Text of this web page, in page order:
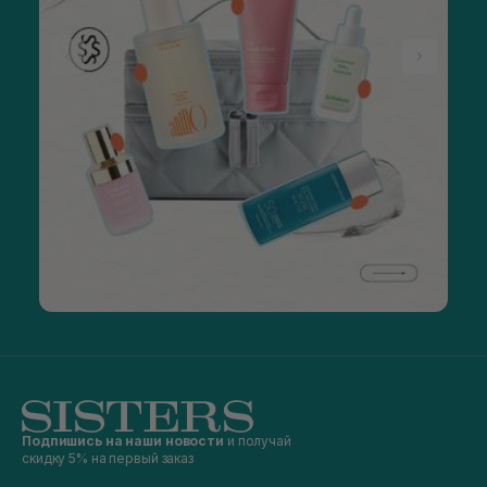
Ключевые компоненты:
моющая основа из мягких ПАВ;
миндальная кислота 4%;
экстракт зеленого чая и яблока;
масла бергамота, шалфея, розмарина, лаванды;
пантенол.
Тонизирующие средства от CIRCADIA
CIRCADIA Aloe & Calendula Calming Mist 118 мл
успокаивающий тонер-мист, который мгновенно
экстракт ирландского мха Chondrus Crispus;
успокаивающий противовоспалительный комплекс
sepiCalm VG;
экстракт морских кораллов
Подпишись на наши новости и получай
скидку 5% на первый заказ